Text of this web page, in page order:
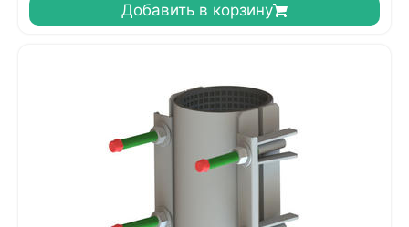
Добавить в корзину